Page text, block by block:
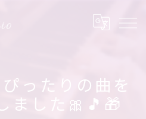
ったりの曲を
ました🎀🎵🎁